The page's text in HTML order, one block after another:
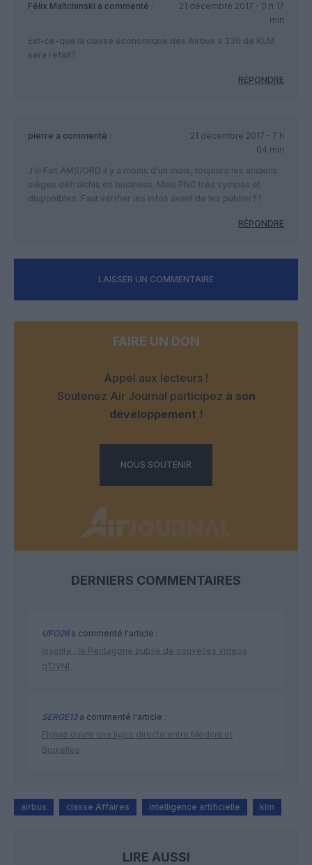
Félix Maltchinski a commenté :
21 décembre 2017 - 0 h 17
min
Est-ce-que la classe économique des Airbus a 330 de KLM
sera refait?
RÉPONDRE
pierre a commenté :
21 décembre 2017 - 7 h
04 min
J’ai Fait AMS/ORD il y a moins d’un mois, toujours les anciens
sièges défraîchis en business. Mais PNC très sympas et
disponibles. Faut vérifier les infos avant de les publier??
RÉPONDRE
LAISSER UN COMMENTAIRE
FAIRE UN DON
Appel aux lecteurs !
Soutenez Air Journal participez à son
développement !
NOUS SOUTENIR
DERNIERS COMMENTAIRES
UFO26a commenté l'article :
Insolite : le Pentagone publie de nouvelles vidéos
d’OVNI
SERGE13a commenté l'article :
Flynas ouvre une ligne directe entre Médine et
Bruxelles
airbus classe Affaires intelligence artificielle klm
LIRE AUSSI